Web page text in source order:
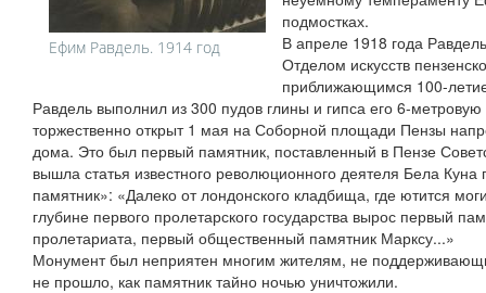
Ефим Равдель. 1914 год
подмостках.
В апреле 1918 года
Отделом искусств
приближающимся 100-
Равдель выполнил из 300 пудов глины и гипса его 6-
торжественно открыт 1 мая на Соборной площади Пензы
дома. Это был первый памятник, поставленный в Пензе
вышла статья известного революционного деятеля Бела
памятник»: «Далеко от лондонского кладбища, где ютится
глубине первого пролетарского государства вырос первый
пролетариата, первый общественный памятник Марксу...»
Монумент был неприятен многим жителям, не
не прошло, как памятник тайно ночью уничтожили.